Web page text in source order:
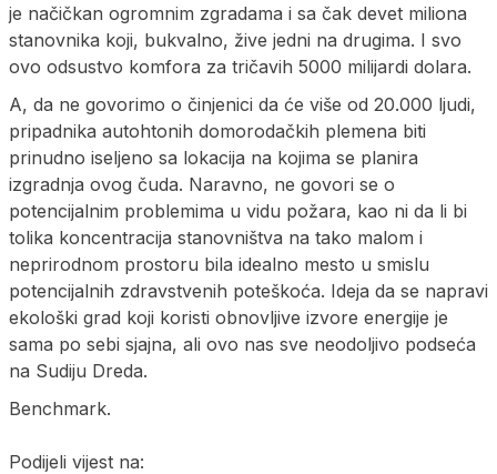
je načičkan ogromnim zgradama i sa čak devet miliona
stanovnika koji, bukvalno, žive jedni na drugima. I svo
ovo odsustvo komfora za tričavih 5000 milijardi dolara.
A, da ne govorimo o činjenici da će više od 20.000 ljudi,
pripadnika autohtonih domorodačkih plemena biti
prinudno iseljeno sa lokacija na kojima se planira
izgradnja ovog čuda. Naravno, ne govori se o
potencijalnim problemima u vidu požara, kao ni da li bi
tolika koncentracija stanovništva na tako malom i
neprirodnom prostoru bila idealno mesto u smislu
potencijalnih zdravstvenih poteškoća. Ideja da se napravi
ekološki grad koji koristi obnovljive izvore energije je
sama po sebi sjajna, ali ovo nas sve neodoljivo podseća
na Sudiju Dreda.
Benchmark.
Podijeli vijest na: